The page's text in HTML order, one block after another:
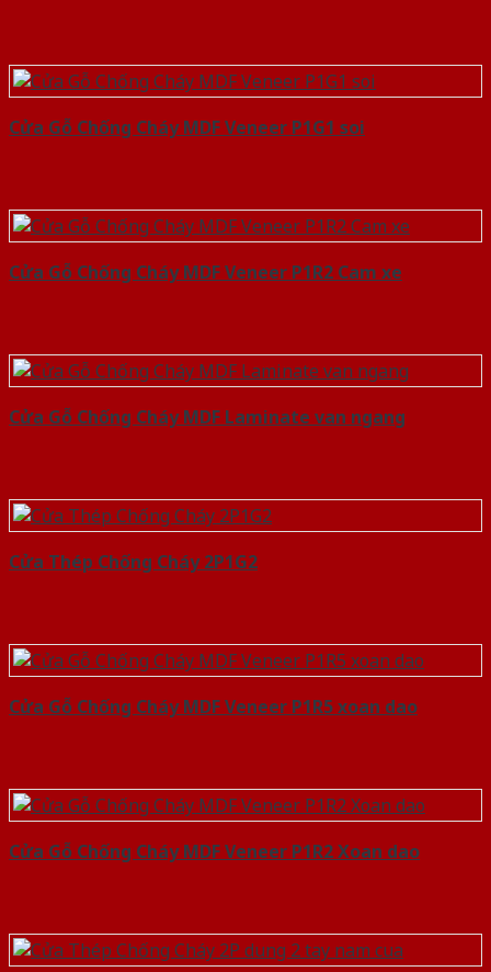
Cửa Gỗ Chống Cháy MDF Veneer P1G1 soi
Cửa Gỗ Chống Cháy MDF Veneer P1R2 Cam xe
Cửa Gỗ Chống Cháy MDF Laminate van ngang
Cửa Thép Chống Cháy 2P1G2
Cửa Gỗ Chống Cháy MDF Veneer P1R5 xoan dao
Cửa Gỗ Chống Cháy MDF Veneer P1R2 Xoan dao